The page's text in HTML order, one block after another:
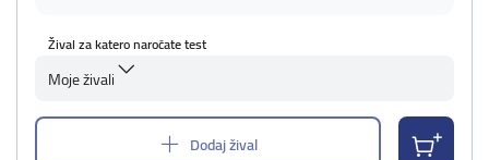
Žival za katero naročate test
Moje živali
Dodaj žival